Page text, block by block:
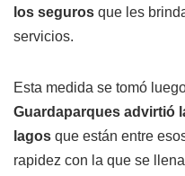
los seguros que les
servicios.
Esta medida se tomó
Guardaparques advirtió
lagos que están entre
rapidez con la que se